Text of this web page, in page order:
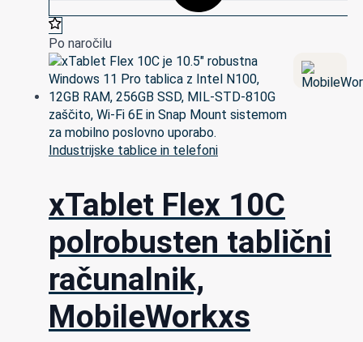
Po naročilu
Industrijske tablice in telefoni
xTablet Flex 10C
polrobusten tablični
računalnik,
MobileWorkxs